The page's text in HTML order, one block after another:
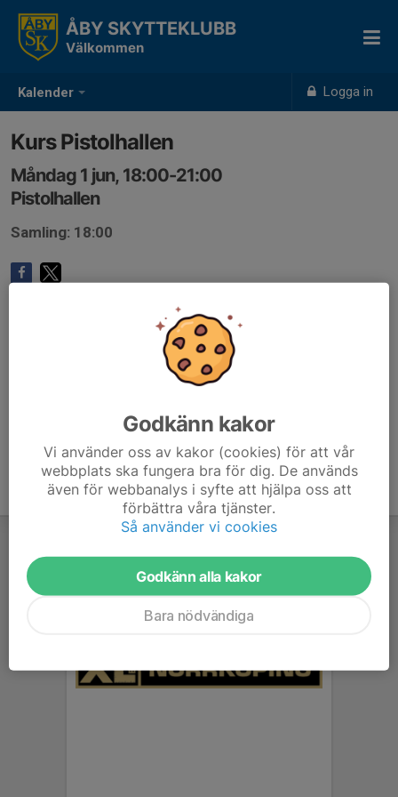
Kalender Logga in
ÅBY SKYTTEKLUBB
Välkommen
Kurs Pistolhallen
Måndag 1 jun, 18:00-21:00
Pistolhallen
Samling: 18:00
Godkänn kakor
Vi använder oss av kakor (cookies) för att vår
webbplats ska fungera bra för dig. De används
även för webbanalys i syfte att hjälpa oss att
förbättra våra tjänster.
Så använder vi cookies
Godkänn alla kakor
Bara nödvändiga